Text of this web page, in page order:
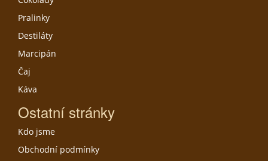
Pralinky
Destiláty
Marcipán
Čaj
Káva
Ostatní stránky
Kdo jsme
Obchodní podmínky